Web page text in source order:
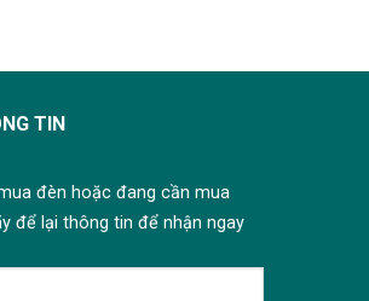
TIN
đèn hoặc đang cần mua
để lại thông tin để nhận ngay